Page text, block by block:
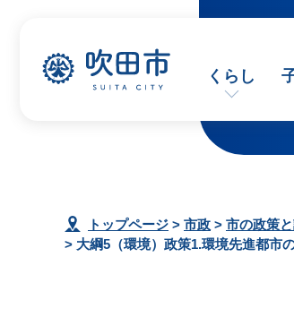
くらし
トップページ > 市政 > 市の政策
> 大綱5（環境）政策1.環境先進都市